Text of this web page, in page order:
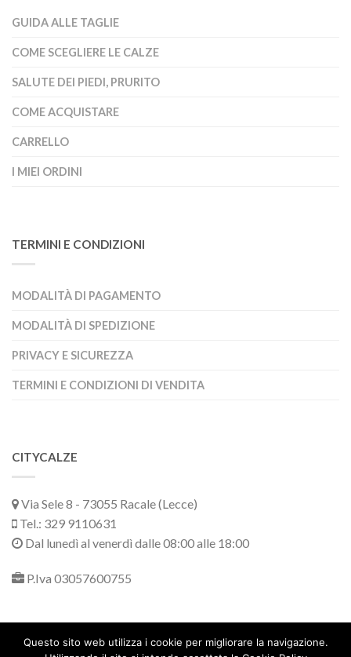
GUIDA ALLE TAGLIE
COME SCEGLIERE LE CALZE
SALUTE DEI PIEDI, PRURITO
COME ACQUISTARE
CARRELLO
I MIEI ORDINI
TERMINI E CONDIZIONI
MODALITÀ DI PAGAMENTO
MODALITÀ DI SPEDIZIONE
PRIVACY E SICUREZZA
TERMINI E CONDIZIONI DI VENDITA
CITYCALZE
Via Sele 8 - 73055 Racale (Lecce)
Tel.: 329 9110631
Dal lunedì al venerdì dalle 08:00 alle 18:00
P.Iva 03057600755
Questo sito web utilizza i cookie per migliorare la navigazione.